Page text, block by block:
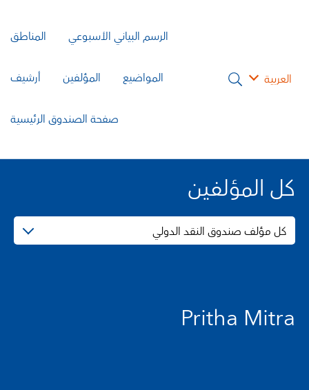
العربية
الرسم البياني الأسبوعي المناطق
المواضيع المؤلفين أرشيف
صفحة الصندوق الرئيسية
كل المؤلفين
كل مؤلف صندوق النقد الدولي
Pritha Mitra